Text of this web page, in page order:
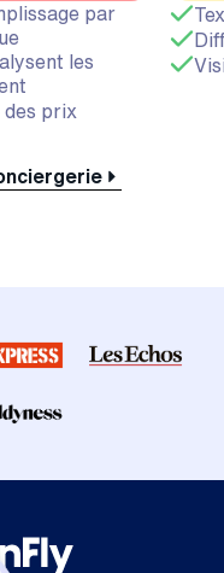
par
les
des prix